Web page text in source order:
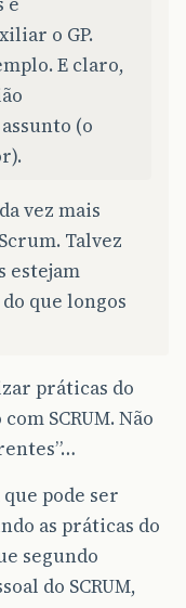
o GP.
E claro,
(o
vez mais
Talvez
estejam
que longos
práticas do
SCRUM. Não
pode ser
as práticas do
segundo
do SCRUM,